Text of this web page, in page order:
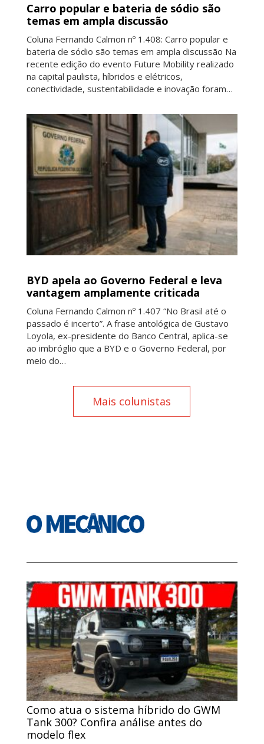
Carro popular e bateria de sódio são
temas em ampla discussão
Coluna Fernando Calmon nº 1.408: Carro popular e
bateria de sódio são temas em ampla discussão Na
recente edição do evento Future Mobility realizado
na capital paulista, híbridos e elétricos,
conectividade, sustentabilidade e inovação foram…
BYD apela ao Governo Federal e leva
vantagem amplamente criticada
Coluna Fernando Calmon nº 1.407 “No Brasil até o
passado é incerto”. A frase antológica de Gustavo
Loyola, ex-presidente do Banco Central, aplica-se
ao imbróglio que a BYD e o Governo Federal, por
meio do…
Mais colunistas
Como atua o sistema híbrido do GWM
Tank 300? Confira análise antes do
modelo flex